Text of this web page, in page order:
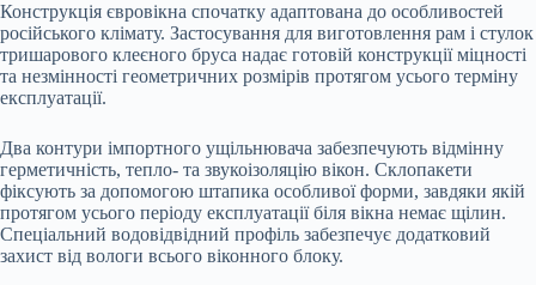
Конструкція євровікна спочатку адаптована до особливостей
російського клімату. Застосування для виготовлення рам і стулок
тришарового клеєного бруса надає готовій конструкції міцності
та незмінності геометричних розмірів протягом усього терміну
експлуатації.
Два контури імпортного ущільнювача забезпечують відмінну
герметичність, тепло- та звукоізоляцію вікон. Склопакети
фіксують за допомогою штапика особливої форми, завдяки якій
протягом усього періоду експлуатації біля вікна немає щілин.
Спеціальний водовідвідний профіль забезпечує додатковий
захист від вологи всього віконного блоку.